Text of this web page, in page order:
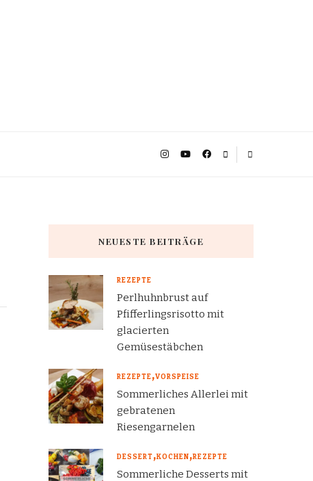
NEUESTE BEITRÄGE
REZEPTE
Perlhuhnbrust auf
Pfifferlingsrisotto mit
glacierten
Gemüsestäbchen
REZEPTE VORSPEISE
Sommerliches Allerlei mit
gebratenen
Riesengarnelen
DESSERT KOCHEN REZEPTE
Sommerliche Desserts mit